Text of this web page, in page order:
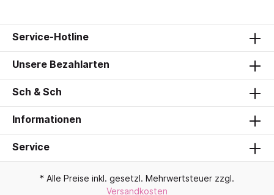
Service-Hotline
Unsere Bezahlarten
Sch & Sch
Informationen
Service
* Alle Preise inkl. gesetzl. Mehrwertsteuer zzgl.
Versandkosten